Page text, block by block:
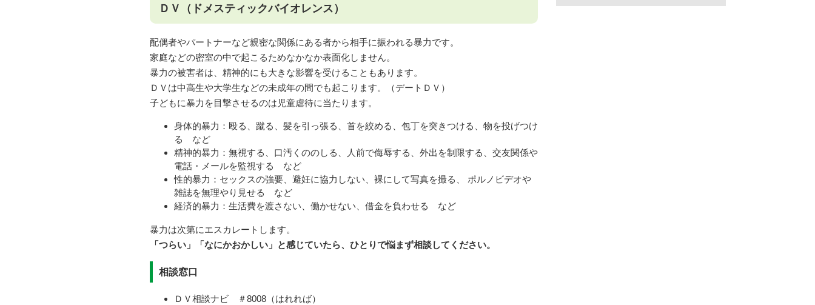
ＤＶ（ドメスティックバイオレンス）
配偶者やパートナーなど親密な関係にある者から相手に振われる暴力です。
家庭などの密室の中で起こるためなかなか表面化しません。
暴力の被害者は、精神的にも大きな影響を受けることもあります。
ＤＶは中高生や大学生などの未成年の間でも起こります。（デートＤＶ）
子どもに暴力を目撃させるのは児童虐待に当たります。
身体的暴力：殴る、蹴る、髪を引っ張る、首を絞める、包丁を突きつける、物を投げつけ
る など
精神的暴力：無視する、口汚くののしる、人前で侮辱する、外出を制限する、交友関係や
電話・メールを監視する など
性的暴力：セックスの強要、避妊に協力しない、裸にして写真を撮る、 ポルノビデオや
雑誌を無理やり見せる など
経済的暴力：生活費を渡さない、働かせない、借金を負わせる など
暴力は次第にエスカレートします。
「つらい」「なにかおかしい」と感じていたら、ひとりで悩まず相談してください。
相談窓口
ＤＶ相談ナビ ＃8008（はれれば）